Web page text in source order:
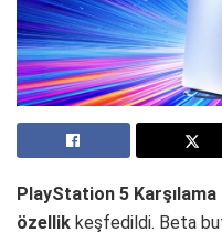
PlayStation 5
özellik keşfedildi. Beta